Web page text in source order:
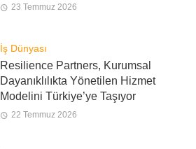
23 Temmuz 2026
İş Dünyası
Resilience Partners, Kurumsal
Dayanıklılıkta Yönetilen Hizmet
Modelini Türkiye’ye Taşıyor
22 Temmuz 2026